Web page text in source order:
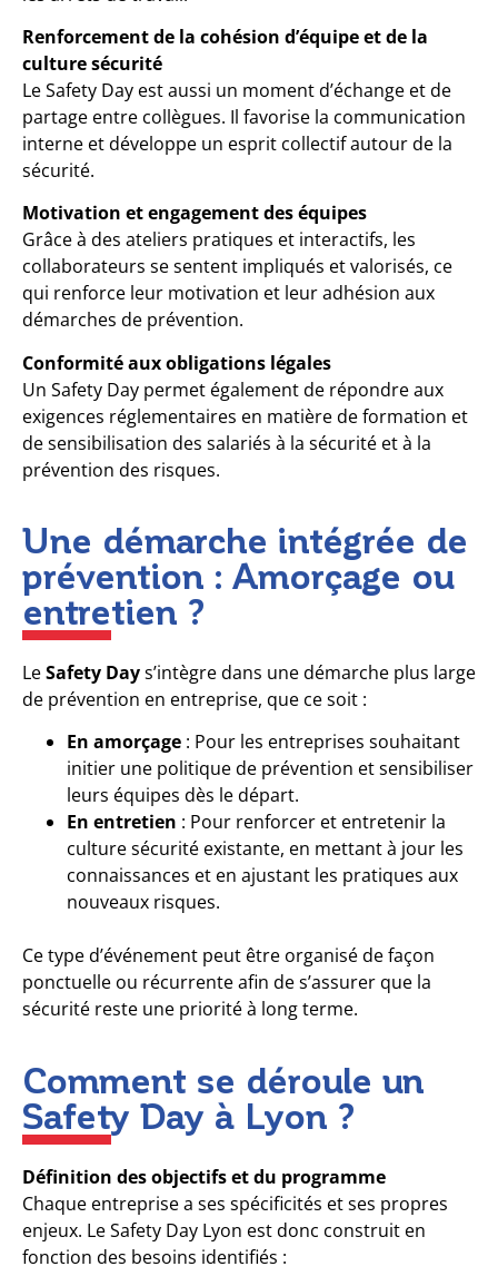
Renforcement de la cohésion d’équipe et de la
culture sécurité
Le Safety Day est aussi un moment d’échange et de
partage entre collègues. Il favorise la communication
interne et développe un esprit collectif autour de la
sécurité.
Motivation et engagement des équipes
Grâce à des ateliers pratiques et interactifs, les
collaborateurs se sentent impliqués et valorisés, ce
qui renforce leur motivation et leur adhésion aux
démarches de prévention.
Conformité aux obligations légales
Un Safety Day permet également de répondre aux
exigences réglementaires en matière de formation et
de sensibilisation des salariés à la sécurité et à la
prévention des risques.
Une démarche intégrée de
prévention : Amorçage ou
entretien ?
LeSafety Days’intègre dans une démarche plus large
de prévention en entreprise, que ce soit :
En amorçage : Pour les entreprises souhaitant
initier une politique de prévention et sensibiliser
leurs équipes dès le départ.
En entretien : Pour renforcer et entretenir la
culture sécurité existante, en mettant à jour les
connaissances et en ajustant les pratiques aux
nouveaux risques.
Ce type d’événement peut être organisé de façon
ponctuelle ou récurrente afin de s’assurer que la
sécurité reste une priorité à long terme.
Comment se déroule un
Safety Day à Lyon ?
Définition des objectifs et du programme
Chaque entreprise a ses spécificités et ses propres
enjeux. Le Safety Day Lyon est donc construit en
fonction des besoins identifiés :